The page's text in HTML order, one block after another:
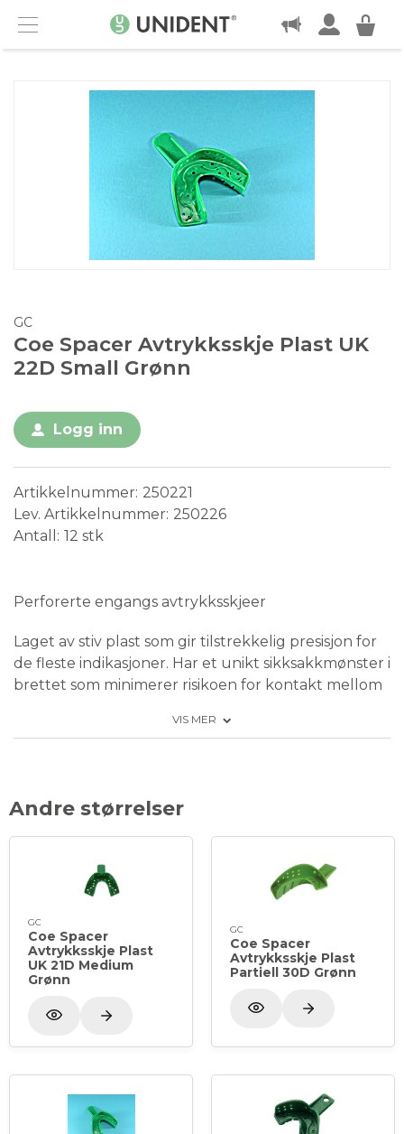
Menu
KONTAKT
GC
Coe Spacer Avtrykksskje Plast UK
22D Small Grønn
Logg inn
Artikkelnummer 250221
Lev. Artikkelnummer 250226
Antall
12 stk
Perforerte engangs avtrykksskjeer
Laget av stiv plast som gir tilstrekkelig presisjon for
de fleste indikasjoner. Har et unikt sikksakkmønster i
brettet som minimerer risikoen for kontakt mellom
håndtak for enkel plassering og fjerning av
VIS MER
Andre størrelser
GC
Coe Spacer
Avtrykksskje Plast
UK 21D Medium
Grønn
GC
Coe Spacer
Avtrykksskje Plast
Partiell 30D Grønn